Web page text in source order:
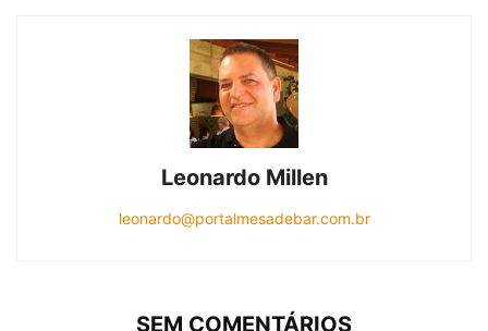
Leonardo Millen
leonardo@portalmesadebar.com.br
SEM COMENTÁRIOS